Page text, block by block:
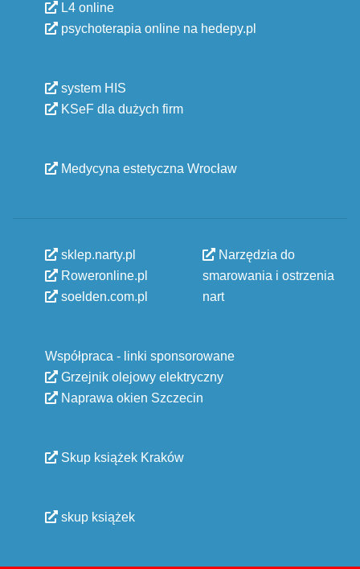
L4 online
psychoterapia online na hedepy.pl
system HIS
KSeF dla dużych firm
Medycyna estetyczna Wrocław
sklep.narty.pl
Roweronline.pl
soelden.com.pl
Narzędzia do
smarowania i ostrzenia
nart
Współpraca - linki sponsorowane
Grzejnik olejowy elektryczny
Naprawa okien Szczecin
Skup książek Kraków
skup książek